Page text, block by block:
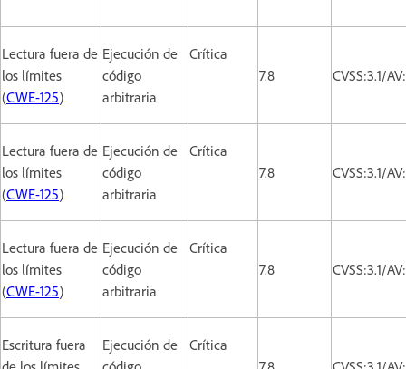
Lectura fuera de
los límites
(CWE-125)
Ejecución de
código
arbitraria
Crítica
7.8
CVSS:3.1/
Lectura fuera de
los límites
(CWE-125)
Ejecución de
código
arbitraria
Crítica
7.8
CVSS:3.1/
Lectura fuera de
los límites
(CWE-125)
Ejecución de
código
arbitraria
Crítica
7.8
CVSS:3.1/
Escritura fuera
Ejecución de
Crítica